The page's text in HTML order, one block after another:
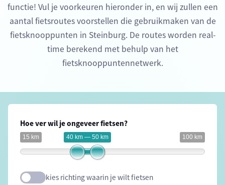
functie! Vul je voorkeuren hieronder in, en wij zullen een
aantal fietsroutes voorstellen die gebruikmaken van de
fietsknooppunten in Steinburg. De routes worden real-
time berekend met behulp van het
fietsknooppuntennetwerk.
Hoe ver wil je ongeveer fietsen?
15 km 100 km
40 km — 50 km
kies richting waarin je wilt fietsen